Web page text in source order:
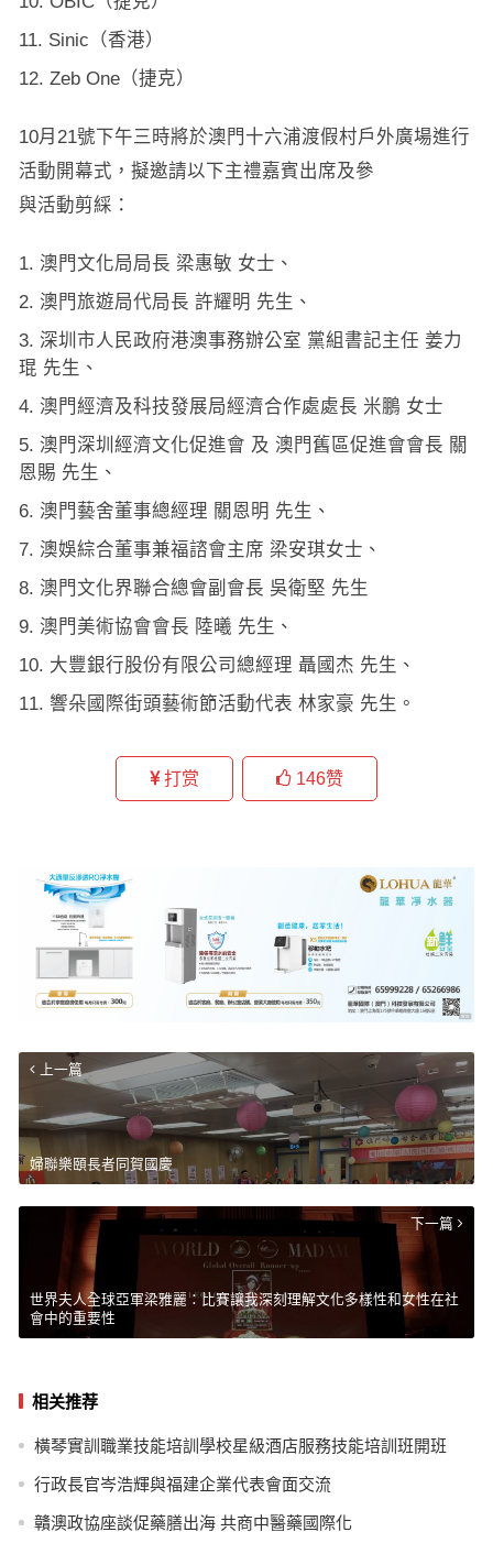
Sinic（香港）
Zeb One（捷克）
10月21號下午三時將於澳門十六浦渡假村戶外廣場進行
活動開幕式，擬邀請以下主禮嘉賓出席及參
與活動剪綵：
澳門文化局局長 梁惠敏 女士、
澳門旅遊局代局長 許耀明 先生、
深圳市人民政府港澳事務辦公室 黨組書記主任 姜力
琨 先生、
澳門經濟及科技發展局經濟合作處處長 米鵬 女士
澳門深圳經濟文化促進會 及 澳門舊區促進會會長 關
恩賜 先生、
澳門藝舍董事總經理 關恩明 先生、
澳娛綜合董事兼福諮會主席 梁安琪女士、
澳門文化界聯合總會副會長 吳衛堅 先生
澳門美術協會會長 陸曦 先生、
大豐銀行股份有限公司總經理 聶國杰 先生、
響朵國際街頭藝術節活動代表 林家豪 先生。
打赏 146赞
上一篇
婦聯樂頤長者同賀國慶
下一篇
世界夫人全球亞軍梁雅麗：比賽讓我深刻理解文化多樣性和女性在社
會中的重要性
相关推荐
橫琴實訓職業技能培訓學校星級酒店服務技能培訓班開班
行政長官岑浩輝與福建企業代表會面交流
贛澳政協座談促藥膳出海 共商中醫藥國際化